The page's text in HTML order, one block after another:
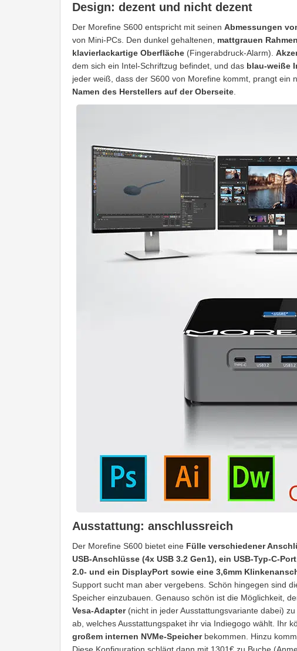
Design: dezent und nicht dezent
Der Morefine S600 entspricht mit seinen Abmessungen
von Mini-PCs. Den dunkel gehaltenen, mattgrauen Rahmen
klavierlackartige Oberfläche (Fingerabdruck-Alarm).
dem sich ein Intel-Schriftzug befindet, und das blau-weiße
jeder weiß, dass der S600 von Morefine kommt, prangt ein
Namen des Herstellers auf der Oberseite.
Ausstattung: anschlussreich
Der Morefine S600 bietet eine Fülle verschiedener
USB-Anschlüsse (4x USB 3.2 Gen1), ein USB-Typ-C-
2.0- und ein DisplayPort sowie eine 3,6mm
Support sucht man aber vergebens. Schön hingegen sind
Speicher einzubauen. Genauso schön ist die Möglichkeit,
Vesa-Adapter(nicht in jeder Ausstattungsvariante dabei)
ab, welches Ausstattungspaket ihr via Indiegogo wählt. Ihr
großem internen NVMe-Speicherbekommen. Hinzu